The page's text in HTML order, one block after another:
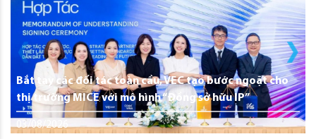
Bắt tay các đối tác toàn cầu, VEC tạo bước ngoặt cho
thị trường MICE với mô hình “Đồng sở hữu IP”
03/08/2026